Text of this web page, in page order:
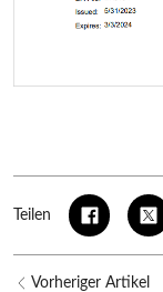
Teilen
Vorheriger Artikel